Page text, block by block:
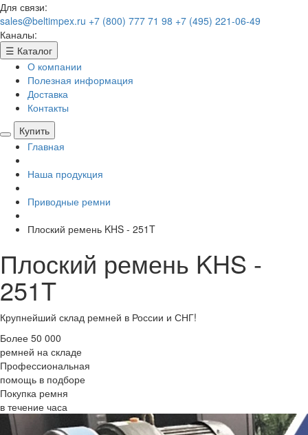
Для связи:
sales@beltimpex.ru +7 (800) 777 71 98 +7 (495) 221-06-49
Каналы:
☰ Каталог
О компании
Полезная информация
Доставка
Контакты
Купить
Главная
Наша продукция
Приводные ремни
Плоский ремень KHS - 251T
Плоский ремень KHS -
251T
Крупнейший склад ремней в России и СНГ!
Более 50 000
ремней на складе
Профессиональная
помощь в подборе
Покупка ремня
в течение часа